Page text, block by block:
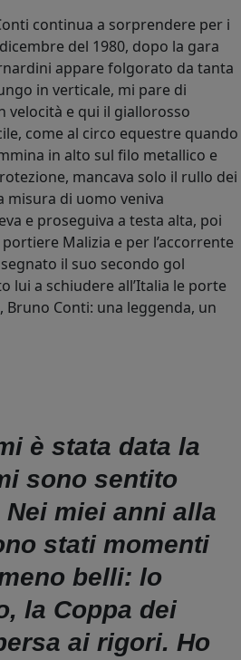
continua a sorprendere per i
del 1980, dopo la gara
appare folgorato da tanta
in verticale, mi pare di
velocità e qui il giallorosso
come al circo equestre quando
in alto sul filo metallico e
mancava solo il rullo dei
misura di uomo veniva
e proseguiva a testa alta, poi
Malizia e per l’accorrente
il suo secondo gol
lui a schiudere all’Italia le porte
Conti: una leggenda, un
è stata data la
sono sentito
miei anni alla
stati momenti
belli: lo
la Coppa dei
ai rigori. Ho